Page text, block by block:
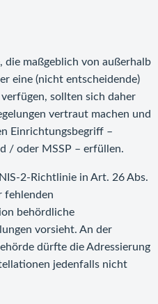
maßgeblich von außerhalb
eine (nicht entscheidende)
sollten sich daher
vertraut machen und
Einrichtungsbegriff –
/ oder MSSP – erfüllen.
2-Richtlinie in Art. 26 Abs.
fehlenden
behördliche
vorsieht. An der
dürfte die Adressierung
jedenfalls nicht